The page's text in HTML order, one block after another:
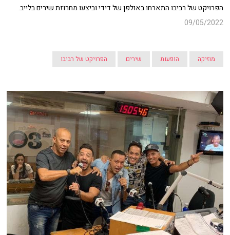
הפרויקט של רביבו התארחו באולפן של דידי וביצעו מחרוזת שירים בלייב.
09/05/2022
מוזיקה הופעות שירים הפרויקט של רביבו